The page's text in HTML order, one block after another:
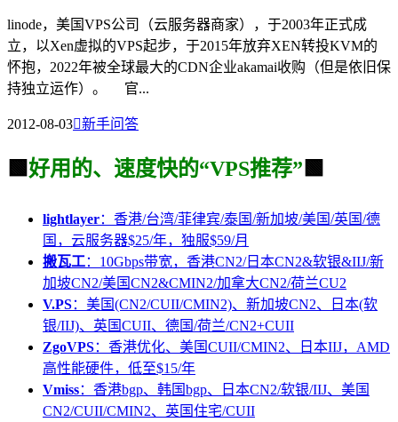
linode，美国VPS公司（云服务器商家），于2003年正式成
立，以Xen虚拟的VPS起步，于2015年放弃XEN转投KVM的
怀抱，2022年被全球最大的CDN企业akamai收购（但是依旧保
持独立运作）。 官...
2012-08-03新手问答
🟩 好用的、速度快的“VPS推荐” 🟩
lightlayer：香港/台湾/菲律宾/泰国/新加坡/美国/英国/德
国，云服务器$25/年，独服$59/月
搬瓦工：10Gbps带宽，香港CN2/日本CN2&软银&IIJ/新
加坡CN2/美国CN2&CMIN2/加拿大CN2/荷兰CU2
V.PS：美国(CN2/CUII/CMIN2)、新加坡CN2、日本(软
银/IIJ)、英国CUII、德国/荷兰/CN2+CUII
ZgoVPS：香港优化、美国CUII/CMIN2、日本IIJ，AMD
高性能硬件，低至$15/年
Vmiss：香港bgp、韩国bgp、日本CN2/软银/IIJ、美国
CN2/CUII/CMIN2、英国住宅/CUII